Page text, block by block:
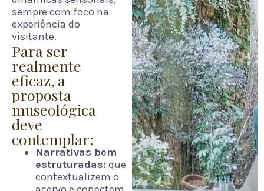
sempre com foco na
experiência do
visitante.
Para ser
realmente
eficaz, a
proposta
museológica
deve
contemplar:
Narrativas bem
estruturadas: que
contextualizem o